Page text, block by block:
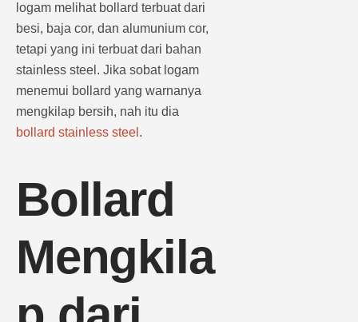
logam melihat bollard terbuat dari
besi, baja cor, dan alumunium cor,
tetapi yang ini terbuat dari bahan
stainless steel. Jika sobat logam
menemui bollard yang warnanya
mengkilap bersih, nah itu dia
bollard stainless steel .
Bollard
Mengkila